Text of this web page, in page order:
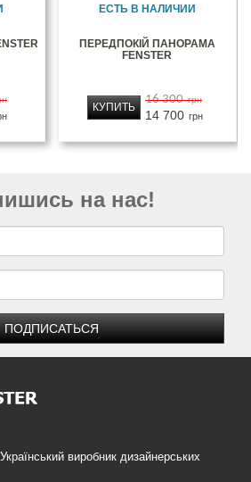
ЕСТЬ В НАЛИЧИИ
ПЕРЕДПОКІЙ ПАНОРАМА
FENSTER
16 300 грн
14 700 грн
КУПИТЬ
на нас!
ПОДПИСАТЬСЯ
виробник дизайнерських